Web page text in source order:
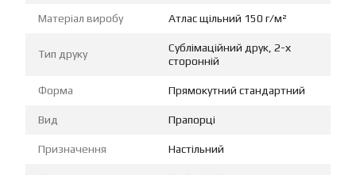
Матеріал виробу Атлас щільний 150 г/м²
Тип друку
Сублімаційний друк, 2-х
сторонній
Форма Прямокутний стандартний
Вид Прапорці
Призначення Настільний